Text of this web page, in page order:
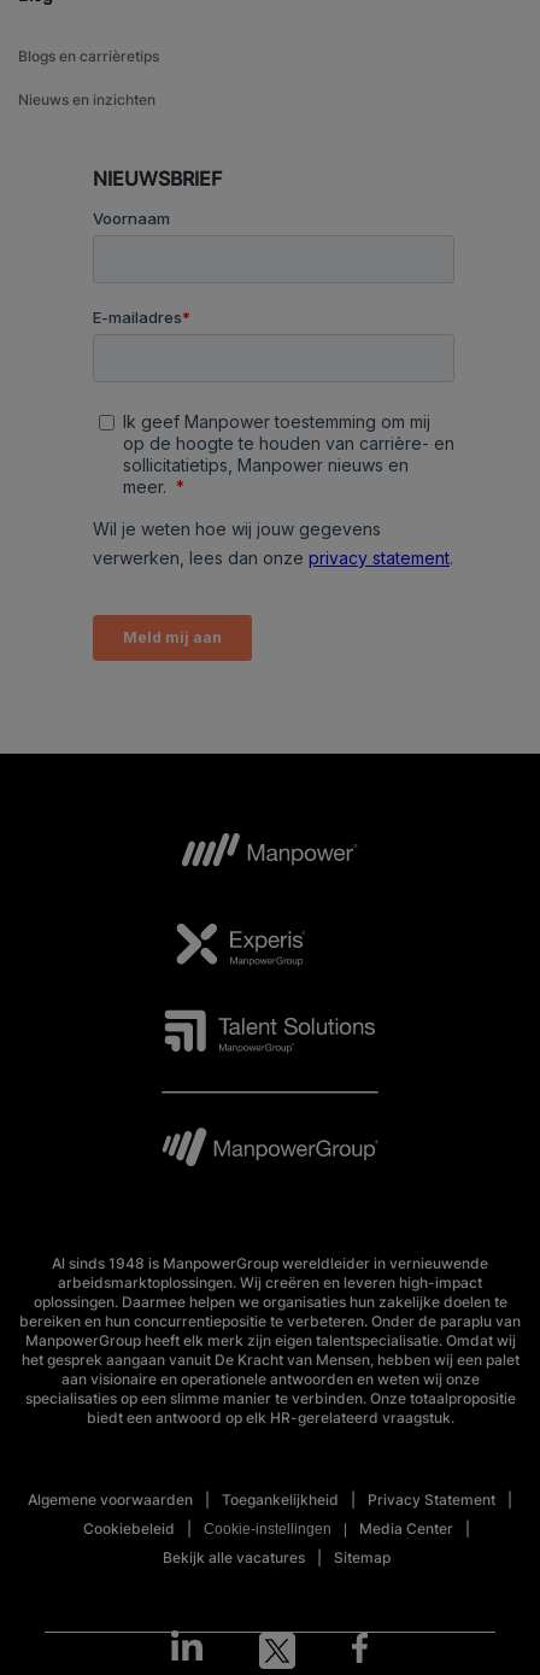
Blogs en carrièretips
Nieuws en inzichten
NIEUWSBRIEF
Al sinds 1948 is ManpowerGroup wereldleider in vernieuwende
arbeidsmarktoplossingen. Wij creëren en leveren high-impact
oplossingen. Daarmee helpen we organisaties hun zakelijke doelen te
bereiken en hun concurrentiepositie te verbeteren. Onder de paraplu van
ManpowerGroup heeft elk merk zijn eigen talentspecialisatie. Omdat wij
het gesprek aangaan vanuit De Kracht van Mensen, hebben wij een palet
aan visionaire en operationele antwoorden en weten wij onze
specialisaties op een slimme manier te verbinden. Onze totaalpropositie
biedt een antwoord op elk HR-gerelateerd vraagstuk.
Algemene voorwaarden Toegankelijkheid
Privacy Statement
Cookiebeleid
Cookie-instellingen
Media Center
Bekijk alle vacatures
Sitemap